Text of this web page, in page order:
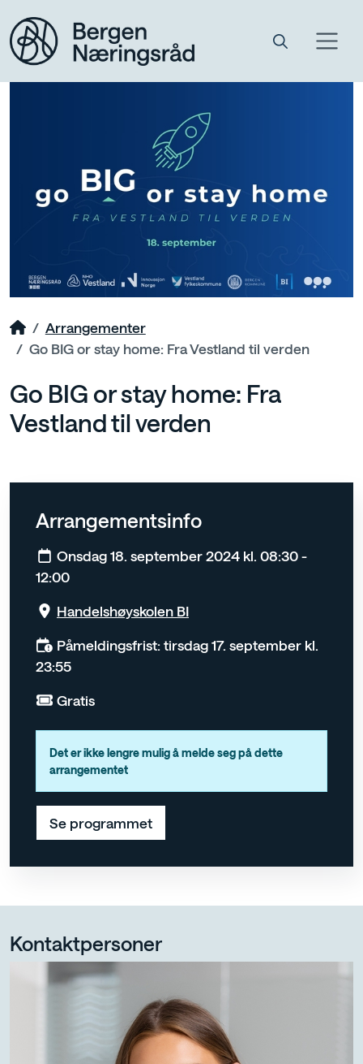
Arrangementer
Go BIG or stay home: Fra Vestland til verden
Go BIG or stay home: Fra
Vestland til verden
Arrangementsinfo
Onsdag 18. september 2024 kl. 08:30 -
12:00
Handelshøyskolen BI
Påmeldingsfrist: tirsdag 17. september kl.
23:55
Gratis
Det er ikke lengre mulig å melde seg på dette
arrangementet
Se programmet
Kontaktpersoner